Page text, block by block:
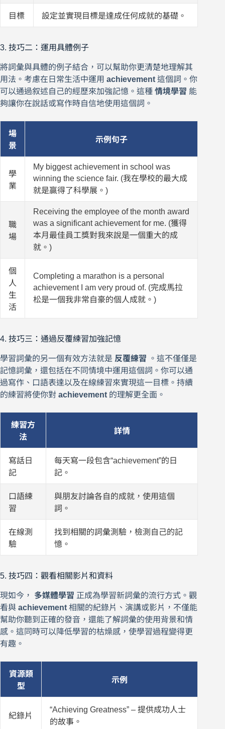
目標 設定並實現目標是達成任何成就的基礎。
3. 技巧二：運用具體例子
將詞彙與具體的例子結合，可以幫助你更清楚地理解其
用法。考慮在日常生活中運用 achievement 這個詞。你
可以通過叙述自己的經歷來加強記憶。這種 情境學習 能
夠讓你在說話或寫作時自信地使用這個詞。
場
景
示例句子
學
業
My biggest achievement in school was
winning the science fair. (我在學校的最大成
就是贏得了科學展。)
職
場
Receiving the employee of the month award
was a significant achievement for me. (獲得
本月最佳員工獎對我來說是一個重大的成
就。)
個
人
生
活
Completing a marathon is a personal
achievement I am very proud of. (完成馬拉
松是一個我非常自豪的個人成就。)
4. 技巧三：通過反覆練習加強記憶
學習詞彙的另一個有效方法就是 反覆練習 。這不僅僅是
記憶詞彙，還包括在不同情境中運用這個詞。你可以通
過寫作、口語表達以及在線練習來實現這一目標。持續
的練習將使你對 achievement 的理解更全面。
練習方
法
詳情
寫話日
記
每天寫一段包含“achievement”的日
記。
口語練
習
與朋友討論各自的成就，使用這個
詞。
在線測
驗
找到相關的詞彙測驗，檢測自己的記
憶。
5. 技巧四：觀看相關影片和資料
現如今， 多媒體學習 正成為學習新詞彙的流行方式。觀
看與 achievement 相關的紀錄片、演講或影片，不僅能
幫助你聽到正確的發音，還能了解詞彙的使用背景和情
感。這同時可以降低學習的枯燥感，使學習過程變得更
有趣。
資源類
型
示例
紀錄片
“Achieving Greatness” – 提供成功人士
的故事。